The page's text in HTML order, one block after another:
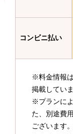
コンビニ払い
※料金情報
掲載してい
※プランに
た、別途費
ございます